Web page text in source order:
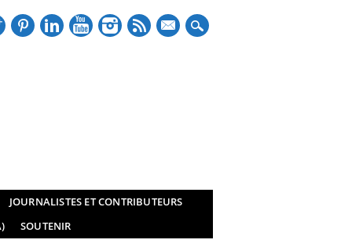
mail
JOURNALISTES ET CONTRIBUTEURS
SOUTENIR